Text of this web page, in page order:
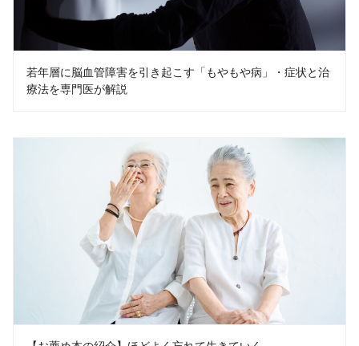
若年層に脳血管障害を引き起こす「もやもや病」・症状と治
療法を専門医が解説